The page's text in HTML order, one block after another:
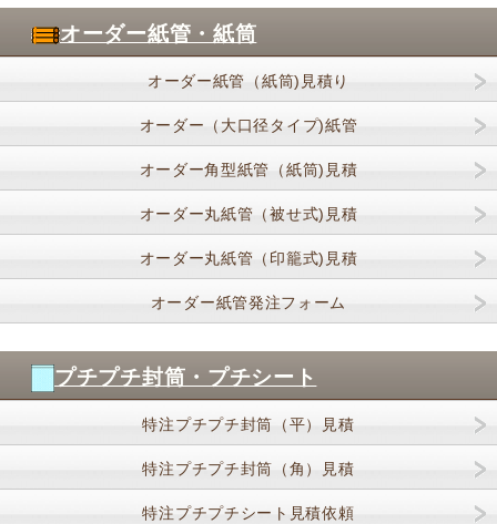
オーダー紙管・紙筒
オーダー紙管（紙筒)見積り
オーダー（大口径タイプ)紙管
オーダー角型紙管（紙筒)見積
オーダー丸紙管（被せ式)見積
オーダー丸紙管（印籠式)見積
オーダー紙管発注フォーム
プチプチ封筒・プチシート
特注プチプチ封筒（平）見積
特注プチプチ封筒（角）見積
特注プチプチシート見積依頼